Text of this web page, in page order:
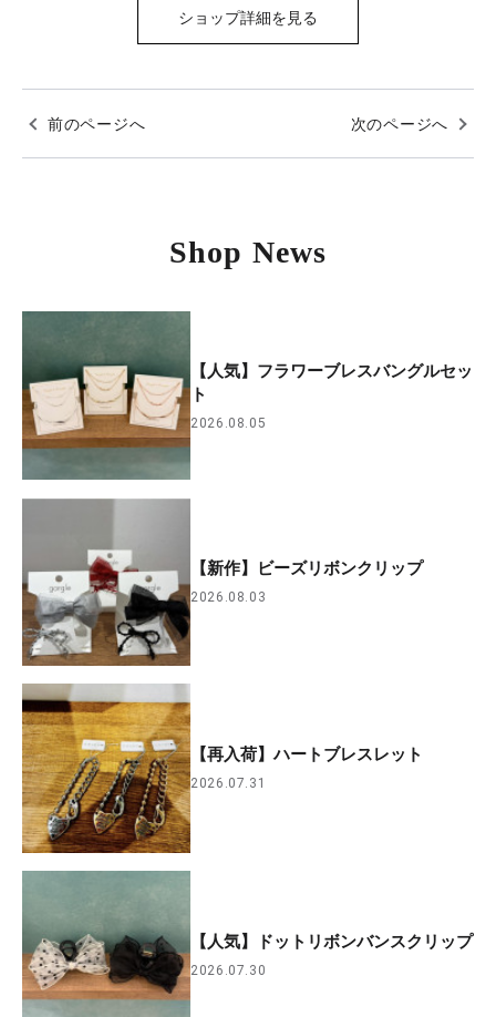
ショップ詳細を見る
前のページへ 次のページへ
Shop News
【人気】フラワーブレスバングルセッ
ト
2026.08.05
【新作】ビーズリボンクリップ
2026.08.03
【再入荷】ハートブレスレット
2026.07.31
【人気】ドットリボンバンスクリップ
2026.07.30